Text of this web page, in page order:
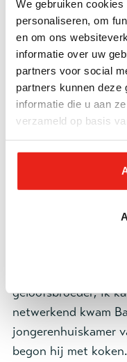
We gebruiken
personaliseren, om
en om ons
informatie over uw
partners voor social
partners kunnen deze
informatie die u aan
verzameld op basis
alles in mij zei dat
voelde het drie
leefde, precies de
was.”
Vrijheid terug
“De dag dat ik
bij dedag- en
terecht. Alle
m’n oude leven en
moeilijke weg te
ambulant
geloofsbroeder; ik
netwerkend kwam
jongerenhuiskamer
begon hij met